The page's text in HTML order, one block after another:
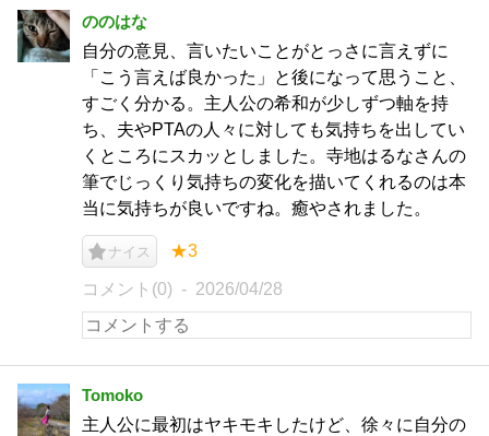
ののはな
自分の意見、言いたいことがとっさに言えずに
「こう言えば良かった」と後になって思うこと、
すごく分かる。主人公の希和が少しずつ軸を持
ち、夫やPTAの人々に対しても気持ちを出してい
くところにスカッとしました。寺地はるなさんの
筆でじっくり気持ちの変化を描いてくれるのは本
当に気持ちが良いですね。癒やされました。
ナイス ★3
コメント(0) 2026/04/28
Tomoko
主人公に最初はヤキモキしたけど、徐々に自分の